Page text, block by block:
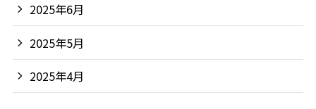
2025年6月
2025年5月
2025年4月